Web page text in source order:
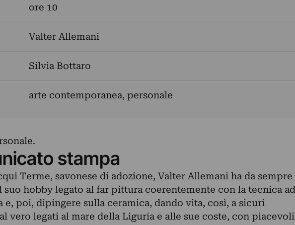
ore 10
Valter Allemani
Silvia Bottaro
arte contemporanea, personale
stampa
Terme, savonese di adozione, Valter Allemani ha da sempre
hobby legato al far pittura coerentemente con la tecnica ad
e, poi, dipingere sulla ceramica, dando vita, così, a sicuri
vero legati al mare della Liguria e alle sue coste, con piacevoli